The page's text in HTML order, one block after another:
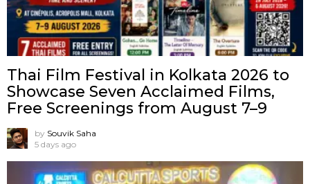
Thai Film Festival in Kolkata 2026 to
Showcase Seven Acclaimed Films,
Free Screenings from August 7–9
by Souvik Saha
5 days ago